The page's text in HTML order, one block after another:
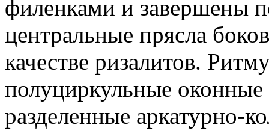
филенками и завершены
центральные прясла
качестве ризалитов.
полуциркульные
разделенные аркатурно-